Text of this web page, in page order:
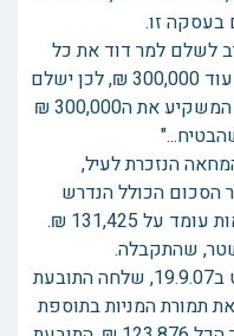
בעסקה זו.
לשלם למר דוד את כל
סך ה162,300 ₪ באם המשקיע יתן עוד 300,000 ₪, לכן ישלם
כעת יהושע למר דוד החצי... וכשיתן המשקיע את ה300,000 ₪
את ההמחאה הנזכרת לעיל,
הסכום הכולל הנדרש
131,425 ₪.
שהתקבלה.
בעקבות הדיון שנערך בבית המשפט ב19.9.07, שלחה התובעת
תמורת המניות בתוספת